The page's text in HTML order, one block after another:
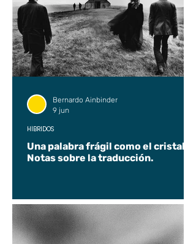
Una palabra frágil como el cristal.
Notas sobre la traducción.
HÍBRIDOS
Bernardo Ainbinder
9 jun